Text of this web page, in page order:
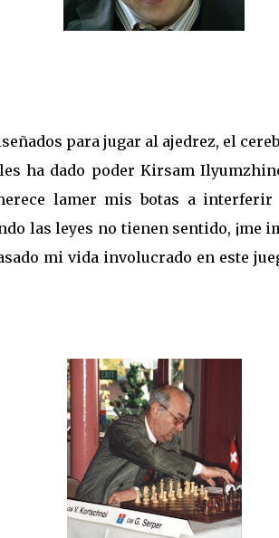
para jugar al ajedrez, el
ha dado poder Kirsam
lamer mis botas a
las leyes no tienen sentido, ¡me
mi vida involucrado en este